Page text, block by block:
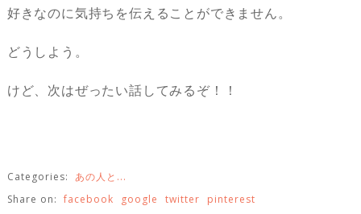
好きなのに気持ちを伝えることができません。
どうしよう。
けど、次はぜったい話してみるぞ！！
Categories: あの人と...
Share on: facebook google twitter
pinterest